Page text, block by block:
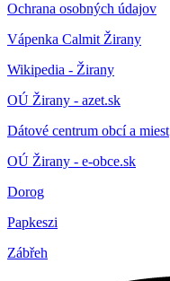
Ochrana osobných údajov
Vápenka Calmit Žirany
Wikipedia - Žirany
OÚ Žirany - azet.sk
Dátové centrum obcí a miest
OÚ Žirany - e-obce.sk
Dorog
Papkeszi
Zábřeh